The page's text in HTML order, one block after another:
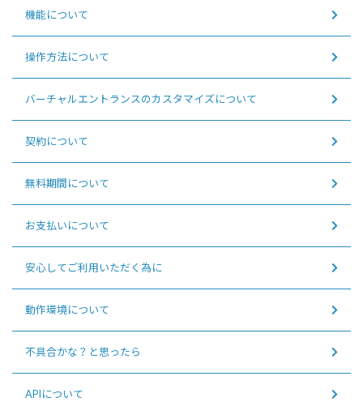
機能について
操作方法について
バーチャルエントランスのカスタマイズについて
契約について
無料期間について
お支払いについて
安心してご利用いただく為に
動作環境について
不具合かな？と思ったら
APIについて